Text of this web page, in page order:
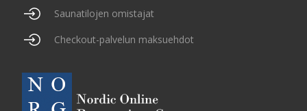
Saunatilojen omistajat
Checkout-palvelun maksuehdot